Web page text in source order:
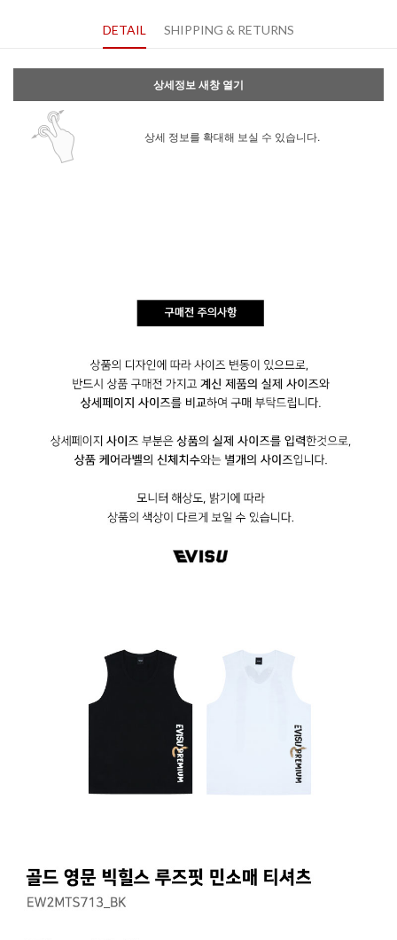
DETAIL SHIPPING & RETURNS
상세정보 새창 열기
상세 정보를 확대해 보실 수 있습니다.